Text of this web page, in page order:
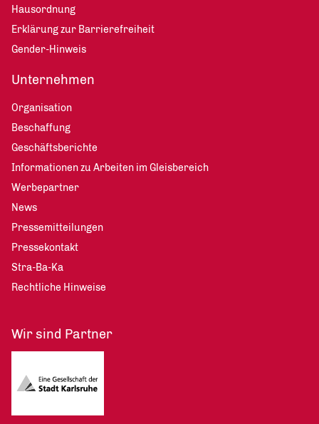
Hausordnung
Erklärung zur Barrierefreiheit
Gender-Hinweis
Unternehmen
Organisation
Beschaffung
Geschäftsberichte
Informationen zu Arbeiten im Gleisbereich
Werbepartner
News
Pressemitteilungen
Pressekontakt
Stra-Ba-Ka
Rechtliche Hinweise
Wir sind Partner